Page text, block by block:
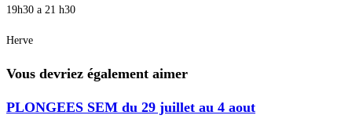
19h30 a 21 h30
Herve
Vous devriez également aimer
PLONGEES SEM du 29 juillet au 4 aout